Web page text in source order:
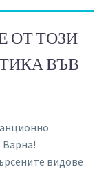
ОТ ТОЗИ
ВЪВ
Варна!
видове